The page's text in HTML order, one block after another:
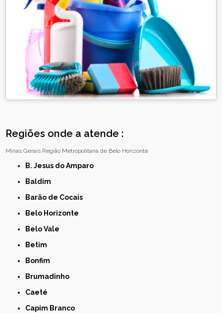
Regiões onde a atende :
Minas Gerais Região Metropolitana de Belo Horizonte
B. Jesus do Amparo
Baldim
Barão de Cocais
Belo Horizonte
Belo Vale
Betim
Bonfim
Brumadinho
Caeté
Capim Branco